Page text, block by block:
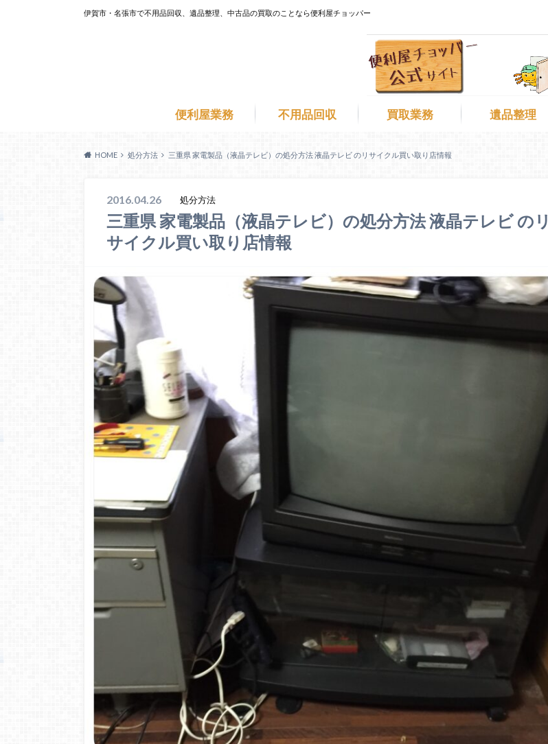
伊賀市・名張市で不用品回収、遺品整理、中古品の買取のことなら便利屋チョッパー
便利屋業務 不用品回収 買取業務 遺品整理
HOME 処分方法 三重県 家電製品（液晶テレビ）の処分方法 液晶テレビ のリサイクル買い取り店情報
2016.04.26 処分方法
三重県 家電製品（液晶テレビ）の処分方法 液晶テレビ のリ
サイクル買い取り店情報